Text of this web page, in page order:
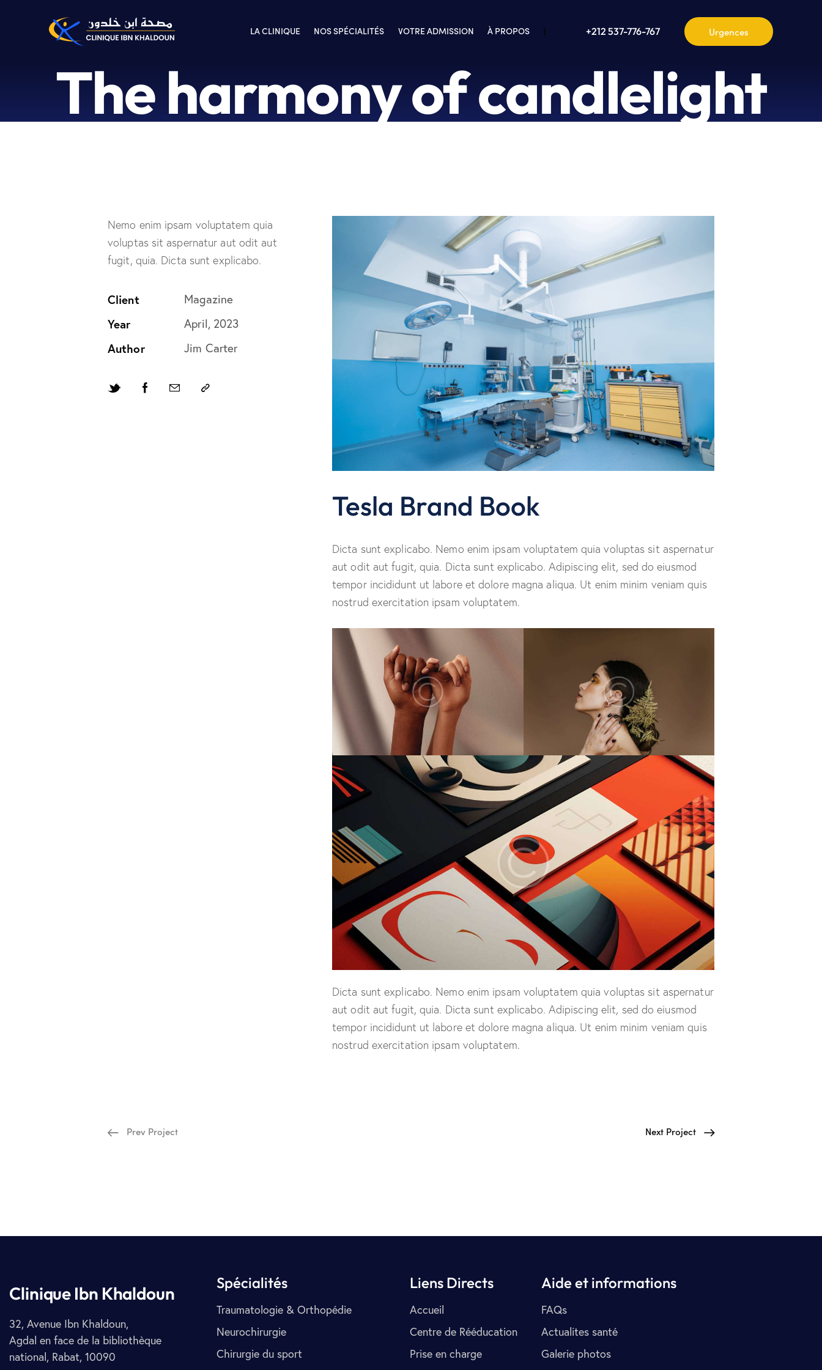
LA CLINIQUE NOS SPÉCIALITÉS VOTRE ADMISSION À PROPOS +212 537-776-767
The harmony of candlelight
Nemo enim ipsam voluptatem quia
voluptas sit aspernatur aut odit aut
fugit, quia. Dicta sunt explicabo.
Client Magazine
Year April, 2023
Author Jim Carter
Tesla Brand Book
Dicta sunt explicabo. Nemo enim ipsam voluptatem quia voluptas sit aspernatur
aut odit aut fugit, quia. Dicta sunt explicabo. Adipiscing elit, sed do eiusmod
tempor incididunt ut labore et dolore magna aliqua. Ut enim minim veniam quis
nostrud exercitation ipsam voluptatem.
Dicta sunt explicabo. Nemo enim ipsam voluptatem quia voluptas sit aspernatur
aut odit aut fugit, quia. Dicta sunt explicabo. Adipiscing elit, sed do eiusmod
tempor incididunt ut labore et dolore magna aliqua. Ut enim minim veniam quis
nostrud exercitation ipsam voluptatem.
Prev Project Next Project
Clinique Ibn Khaldoun
32, Avenue Ibn Khaldoun,
Agdal en face de la bibliothèque
national, Rabat, 10090
Spécialités
Traumatologie & Orthopédie
Neurochirurgie
Chirurgie du sport
Liens Directs
Accueil
Centre de Rééducation
Prise en charge
Aide et informations
FAQs
Actualites santé
Galerie photos